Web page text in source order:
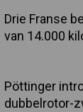
Drie Franse
van 14.000
Pöttinger
dubbelrotor-